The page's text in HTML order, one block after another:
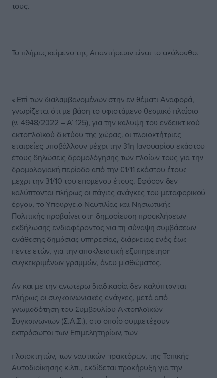
τους.
Το πλήρες κείμενο της Απαντήσεων είναι το ακόλουθο:
« Επί των διαλαμβανομένων στην εν θέματι Αναφορά,
γνωρίζεται ότι με βάση το υφιστάμενο θεσμικό πλαίσιο
(ν. 4948/2022 – Α’ 125), για την κάλυψη του ενδεικτικού
ακτοπλοϊκού δικτύου της χώρας, οι πλοιοκτήτριες
εταιρείες υποβάλλουν μέχρι την 31η Ιανουαρίου εκάστου
έτους δηλώσεις δρομολόγησης των πλοίων τους για την
δρομολογιακή περίοδο από την 01/11 εκάστου έτους
μέχρι την 31/10 του επομένου έτους. Εφόσον δεν
καλύπτονται πλήρως οι πάγιες ανάγκες του μεταφορικού
έργου, το Υπουργείο Ναυτιλίας και Νησιωτικής
Πολιτικής προβαίνει στη δημοσίευση προσκλήσεων
εκδήλωσης ενδιαφέροντος για τη σύναψη συμβάσεων
ανάθεσης δημόσιας υπηρεσίας, διάρκειας ενός έως
πέντε ετών, για την αποκλειστική εξυπηρέτηση
συγκεκριμένων γραμμών, άνευ μισθώματος.
Αν και με την ανωτέρω διαδικασία δεν καλύπτονται
πλήρως οι συγκοινωνιακές ανάγκες, μετά από
γνωμοδότηση του Συμβουλίου Ακτοπλοϊκών
Συγκοινωνιών (Σ.Α.Σ.), στο οποίο συμμετέχουν
εκπρόσωποι των Επιμελητηρίων, των
πλοιοκτητών, των ναυτικών πρακτόρων, της Τοπικής
Αυτοδιοίκησης κ.λπ., εκδίδεται προκήρυξη για την